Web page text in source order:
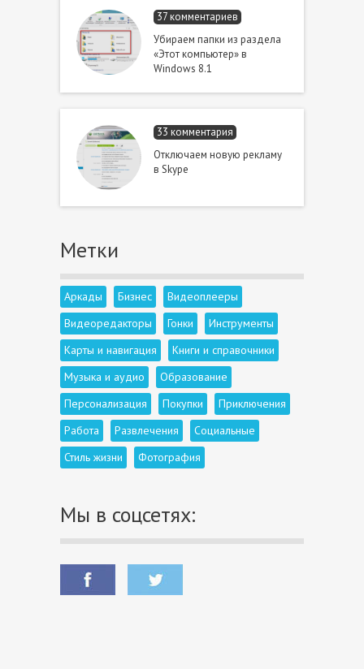
37 комментариев
Убираем папки из раздела
«Этот компьютер» в
Windows 8.1
33 комментария
Отключаем новую рекламу
в Skype
Метки
Аркады Бизнес
Видеоплееры
Видеоредакторы
Гонки
Инструменты
Карты и навигация
Книги и справочники
Музыка и аудио
Образование
Персонализация
Покупки
Приключения
Работа
Развлечения
Социальные
Стиль жизни
Фотография
Мы в соцсетях: